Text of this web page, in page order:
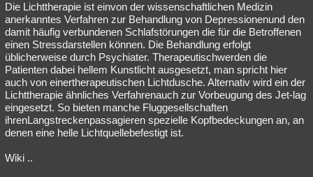
Die Lichttherapie ist einvon der wissenschaftlichen Medizin
anerkanntes Verfahren zur Behandlung von Depressionenund den
damit häufig verbundenen Schlafstörungen die für die Betroffenen
einen Stressdarstellen können. Die Behandlung erfolgt
üblicherweise durch Psychiater. Therapeutischwerden die
Patienten dabei hellem Kunstlicht ausgesetzt, man spricht hier
auch von einertherapeutischen Lichtdusche. Alternativ wird ein der
Lichttherapie ähnliches Verfahrenauch zur Vorbeugung des Jet-lag
eingesetzt. So bieten manche Fluggesellschaften
ihrenLangstreckenpassagieren spezielle Kopfbedeckungen an, an
denen eine helle Lichtquellebefestigt ist.
Wiki ..